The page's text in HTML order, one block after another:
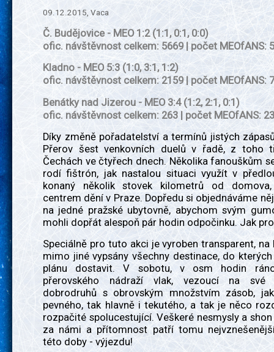
09.12.2015, Vaca
Č. Budějovice - MEO 1:2 (1:1, 0:1, 0:0)
ofic. návštěvnost celkem: 5669 | počet MEOfANS:
Kladno - MEO 5:3 (1:0, 3:1, 1:2)
ofic. návštěvnost celkem: 2159 | počet MEOfANS:
Benátky nad Jizerou - MEO 3:4 (1:2, 2:1, 0:1)
ofic. návštěvnost celkem: 263 | počet MEOfANS: 23
Díky změně pořadatelství a termínů jistých
Přerov šest venkovních duelů v řadě, z toho
Čechách ve čtyřech dnech. Několika fanouškům
rodí fištrón, jak nastalou situaci využít v
konaný několik stovek kilometrů od
centrem dění v Praze. Dopředu si objednáváme
na jedné pražské ubytovně, abychom svým
mohli dopřát alespoň pár hodin odpočinku. Jak
Speciálně pro tuto akci je vyroben transparent,
mimo jiné vypsány všechny destinace, do
plánu dostavit. V sobotu, v osm hodin
přerovského nádraží vlak, vezoucí na své
dobrodruhů s obrovským množstvím zásob,
pevného, tak hlavně i tekutého, a tak je něco
rozpačité spolucestující. Veškeré nesmysly a
za námi a přítomnost patří tomu
této doby - výjezdu!